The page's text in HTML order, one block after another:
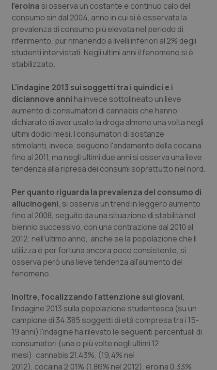
Psoriasi & pelle
Quotidiano Cardiologia
Quotidiano Chirurgia
Quotidiano Oncologia
Quotidiano Pediatria
Rene & patologie urogenitali
Salute orale & impianti
Sangue & coagulazione
Tiroide
Tumore al seno
Tumore ovarico
Tumori gastrointestinali
Ulcera & Reflusso
Vaccini
l'eroina si osserva un costante e continuo calo del
consumo sin dal 2004, anno in cui si è osservata la
prevalenza di consumo più elevata nel periodo di
riferimento, pur rimanendo a livelli inferiori al 2% degli
studenti intervistati. Negli ultimi anni il fenomeno si è
stabilizzato.
L'indagine 2013 sui soggetti tra i quindici e i
diciannove anni ha invece sottolineato un lieve
aumento di consumatori di cannabis che hanno
dichiarato di aver usato la droga almeno una volta negli
ultimi dodici mesi. I consumatori di sostanze
stimolanti, invece, seguono l'andamento della cocaina
fino al 2011, ma negli ultimi due anni si osserva una lieve
tendenza alla ripresa dei consumi soprattutto nel nord.
Per quanto riguarda la prevalenza del consumo di
allucinogeni, si osserva un trend in leggero aumento
fino al 2008, seguito da una situazione di stabilità nel
biennio successivo, con una contrazione dal 2010 al
2012; nell'ultimo anno, anche se la popolazione che li
utilizza è per fortuna ancora poco consistente, si
osserva però una lieve tendenza all'aumento del
fenomeno.
Inoltre, focalizzando l'attenzione sui giovani,
l'indagine 2013 sulla popolazione studentesca (su un
campione di 34.385 soggetti di età compresa tra i 15-
19 anni) l'indagine ha rilevato le seguenti percentuali di
consumatori (una o più volte negli ultimi 12
mesi): cannabis 21.43%, (19,4% nel
2012), cocaina 2,01% (1,86% nel 2012), eroina 0,33%